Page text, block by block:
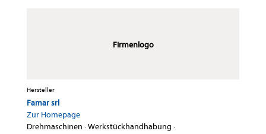
Firmenlogo
Hersteller
Famar srl
Zur Homepage
Drehmaschinen ·Werkstückhandhabung ·